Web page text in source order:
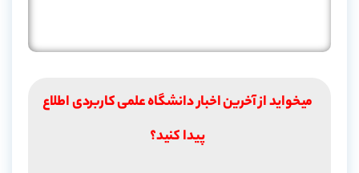
میخواید از آخرین اخبار دانشگاه علمی کاربردی اطلاع
پیدا کنید؟